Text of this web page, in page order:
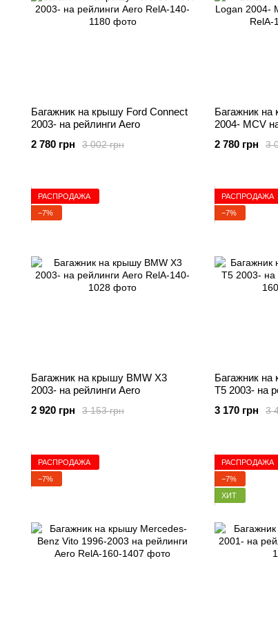
Багажник на крышу Ford Connect
2003- на рейлинги Aero
3 002 грн
2 780 грн
Багажник на
2004- MCV
3
2 780 грн
РАСПРОДАЖА
−7%
Багажник на крышу BMW X3
2003- на рейлинги Aero
3 153 грн
2 920 грн
РАСПРОДАЖА
−7%
Багажник
T5 2003- на
3
3 170 грн
РАСПРОДАЖА
−7%
РАСПРОДАЖА
−7%
ХИТ